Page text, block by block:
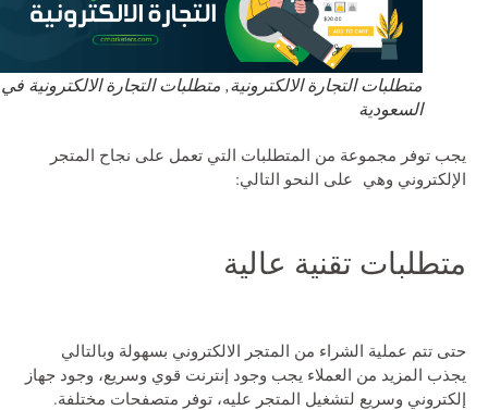
متطلبات التجارة الالكترونية, متطلبات التجارة الالكترونية في
السعودية
يجب توفر مجموعة من المتطلبات التي تعمل على نجاح المتجر
الإلكتروني وهي على النحو التالي:
متطلبات تقنية عالية
حتى تتم عملية الشراء من المتجر الالكتروني بسهولة وبالتالي
يجذب المزيد من العملاء يجب وجود إنترنت قوي وسريع، وجود جهاز
إلكتروني وسريع لتشغيل المتجر عليه، توفر متصفحات مختلفة.